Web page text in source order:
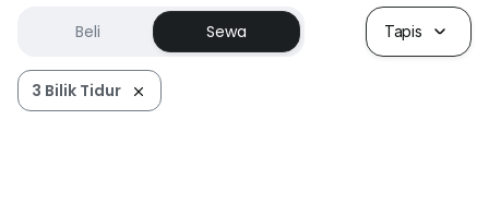
Beli Sewa Tapis
3 Bilik Tidur